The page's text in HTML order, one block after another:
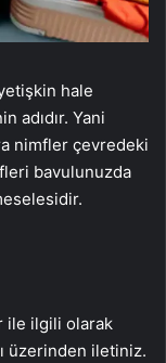
hale
adıdır. Yani
nimfler çevredeki
bavulunuzda
ile ilgili olarak
üzerinden iletiniz.